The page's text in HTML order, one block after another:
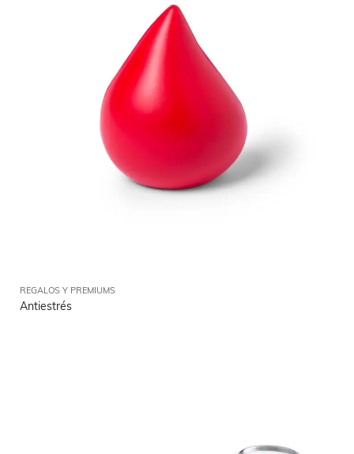
REGALOS Y PREMIUMS
Antiestrés